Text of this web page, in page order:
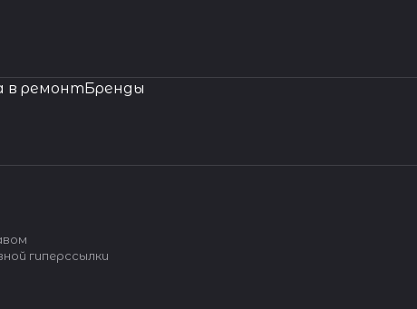
в ремонт Бренды
гиперссылки